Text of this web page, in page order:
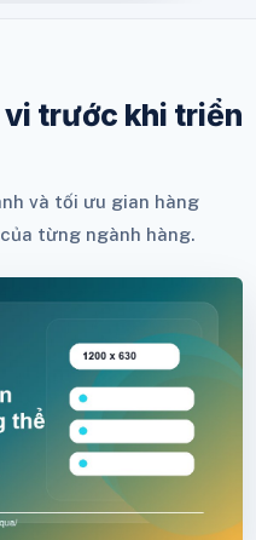
vi trước khi triển
và tối ưu gian hàng
từng ngành hàng.